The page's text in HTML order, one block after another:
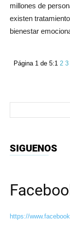
millones de
existen
bienestar
Página 1 de 5:1 2
SIGUENOS
https://